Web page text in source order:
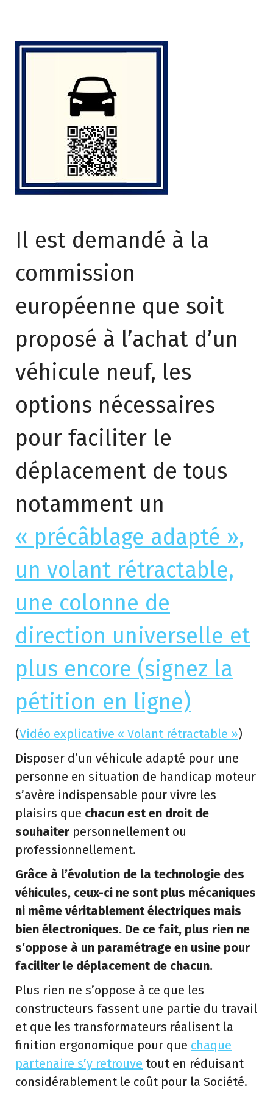
Il est demandé à la
commission
européenne que soit
proposé à l’achat d’un
véhicule neuf, les
options nécessaires
pour faciliter le
déplacement de tous
notamment un
« précâblage adapté »,
un volant rétractable,
une colonne de
direction universelle et
plus encore (signez la
pétition en ligne)
(Vidéo explicative « Volant rétractable »)
Disposer d’un véhicule adapté pour une
personne en situation de handicap moteur
s’avère indispensable pour vivre les
plaisirs que chacun est en droit de
souhaiter personnellement ou
professionnellement.
Grâce à l’évolution de la technologie des
véhicules, ceux-ci ne sont plus mécaniques
ni même véritablement électriques mais
bien électroniques. De ce fait, plus rien ne
s’oppose à un paramétrage en usine pour
faciliter le déplacement de chacun.
Plus rien ne s’oppose à ce que les
constructeurs fassent une partie du travail
et que les transformateurs réalisent la
finition ergonomique pour que chaque
partenaire s’y retrouve tout en réduisant
considérablement le coût pour la Société.